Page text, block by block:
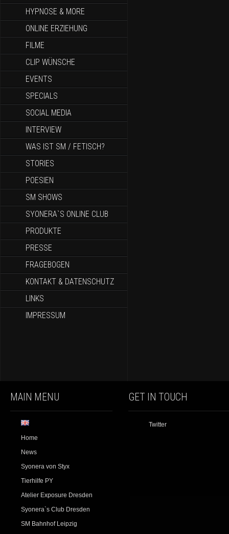
HYPNOSE & MORE
ONLINE ERZIEHUNG
FILME
CLIP WÜNSCHE
EVENTS
SPECIALS
SOCIAL MEDIA
INTERVIEW
WAS IST SM / FETISCH?
STORIES
POESIEN
SM SHOWS
SYONERA`S ONLINE CLUB
PRODUKTE
PRESSE
FRAGEBOGEN
KONTAKT & DATENSCHUTZ
LINKS
IMPRESSUM
MAIN MENU
Home
News
Syonera von Styx
Tierhilfe PY
Atelier Exposure Dresden
Syonera`s Club Dresden
SM Bahnhof Leipzig
GET IN TOUCH
Twitter